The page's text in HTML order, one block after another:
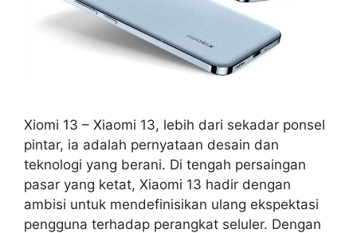
Xiomi 13 – Xiaomi 13, lebih dari sekadar ponsel
pintar, ia adalah pernyataan desain dan
teknologi yang berani. Di tengah persaingan
pasar yang ketat, Xiaomi 13 hadir dengan
ambisi untuk mendefinisikan ulang ekspektasi
pengguna terhadap perangkat seluler. Dengan